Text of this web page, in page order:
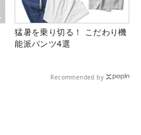
猛暑を乗り切る！ こだわり機
能派パンツ4選
Recommended by